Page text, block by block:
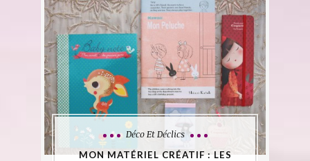
Déco Et Déclics
MON MATÉRIEL CRÉATIF : LES